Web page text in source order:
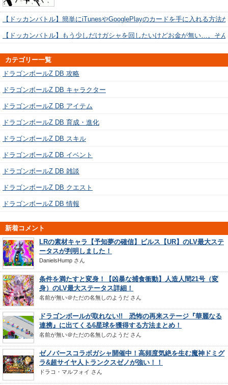
【ドッカンバトル】簡単にiTunesやGooglePlayのカードを手に入れる方法
【ドッカンバトル】もう少しだけガシャを回したいけどお金が無い…。そ
カテゴリー一覧
ドラゴンボールZ DB 攻略
ドラゴンボールZ DB キャラクター
ドラゴンボールZ DB アイテム
ドラゴンボールZ DB 育成・進化
ドラゴンボールZ DB スキル
ドラゴンボールZ DB イベント
ドラゴンボールZ DB 雑談
ドラゴンボールZ DB クエスト
ドラゴンボールZ DB 情報
新着コメント
LRの素材キャラ【予知夢の確信】ビルス【UR】のLV最大ステ
ータスが判明しました！
DanielsHump さん
条件を満たすと変身！【凶暴な捕食衝動】人造人間21号（変
身）のLV最大ステータス詳細！
名前が無い＠ただの名無しのようだ さん
ドラゴンボールが取れない!! 恐怖の再来ステージ『華麗なる
連携』に出てくる6星球を獲得する方法まとめ！
名前が無い＠ただの名無しのようだ さん
ゼノバースコラボガシャ開催中！高頻度気絶を生む魔神ドミグ
ラ&超サイヤ人トランクスゼノが強い！！
ドラコ・マルフォイ さん